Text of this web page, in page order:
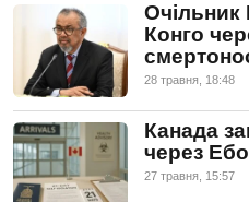
Очільник
Конго
28 травня, 18:48
Канада
через
27 травня, 15:57